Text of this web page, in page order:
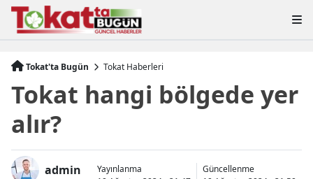
Tokat'ta Bugün Tokat Haberleri
Tokat hangi bölgede yer
alır?
admin
Yayınlanma
Güncellenme